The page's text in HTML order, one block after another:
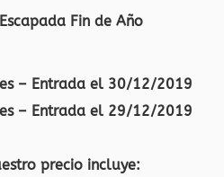
Fin de Año
– Entrada el 30/12/2019
– Entrada el 29/12/2019
precio incluye: